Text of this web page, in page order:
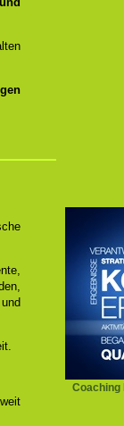
Coaching